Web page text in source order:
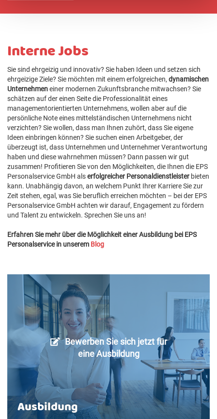
Interne Jobs
Sie sind ehrgeizig und innovativ? Sie haben Ideen und setzen sich
ehrgeizige Ziele? Sie möchten mit einem erfolgreichen, dynamischen
Unternehmeneiner modernen Zukunftsbranche mitwachsen? Sie
schätzen auf der einen Seite die Professionalität eines
managementorientierten Unternehmens, wollen aber auf die
persönliche Note eines mittelständischen Unternehmens nicht
verzichten? Sie wollen, dass man Ihnen zuhört, dass Sie eigene
Ideen einbringen können? Sie suchen einen Arbeitgeber, der
überzeugt ist, dass Unternehmen und Unternehmer Verantwortung
haben und diese wahrnehmen müssen? Dann passen wir gut
zusammen! Profitieren Sie von den Möglichkeiten, die Ihnen die EPS
Personalservice GmbH alserfolgreicher Personaldienstleister bieten
kann. Unabhängig davon, an welchem Punkt Ihrer Karriere Sie zur
Zeit stehen, egal, was Sie beruflich erreichen möchten – bei der EPS
Personalservice GmbH achten wir darauf, Engagement zu fördern
und Talent zu entwickeln. Sprechen Sie uns an!
Erfahren Sie mehr über die Möglichkeit einer Ausbildung bei EPS
Personalservice in unserem Blog
Ausbildung
Bewerben Sie sich jetzt für
eine Ausbildung